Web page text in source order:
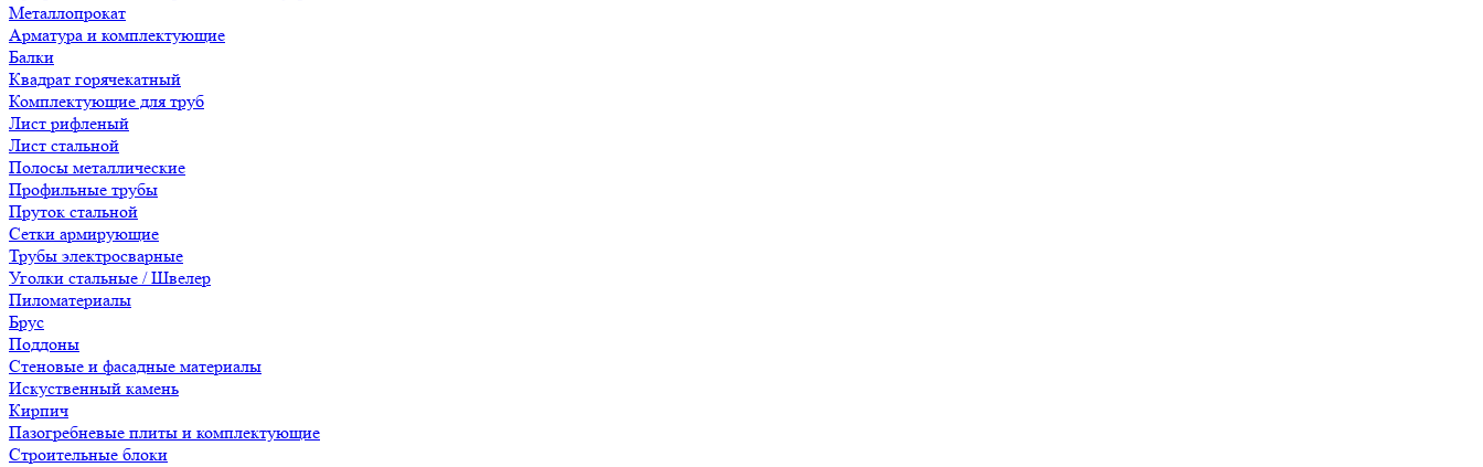
Металлопрокат
Арматура и комплектующие
Балки
Квадрат горячекатный
Комплектующие для труб
Лист рифленый
Лист стальной
Полосы металлические
Профильные трубы
Пруток стальной
Сетки армирующие
Трубы электросварные
Уголки стальные / Швелер
Пиломатериалы
Брус
Поддоны
Стеновые и фасадные материалы
Искуственный камень
Кирпич
Пазогребневые плиты и комплектующие
Строительные блоки